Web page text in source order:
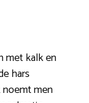
met kalk en
hars
men